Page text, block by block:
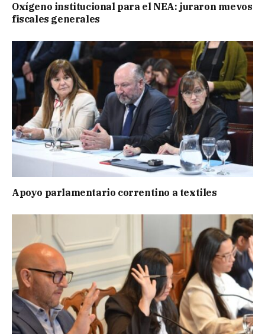
Oxígeno institucional para el NEA: juraron nuevos
fiscales generales
Apoyo parlamentario correntino a textiles